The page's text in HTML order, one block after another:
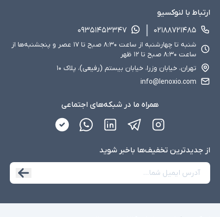
ارتباط با لنوکسیو
۰۲۱۸۸۷۲۱۴۸۵
۰۹۳۵۱۴۵۳۳۴۷
شنبه تا چهارشنبه از ساعت ۸:۳۰ صبح تا ۱۷ عصر و پنجشنبه‌ها از
ساعت ۸:۳۰ صبح تا ۱۲ ظهر
تهران، خیابان وزرا، خیابان بیستم (رفیعی)، پلاک ۱۰
info@lenoxio.com
همراه ما در شبکه‌های اجتماعی
از جدید‌ترین تخفیف‌ها با‌خبر شوید